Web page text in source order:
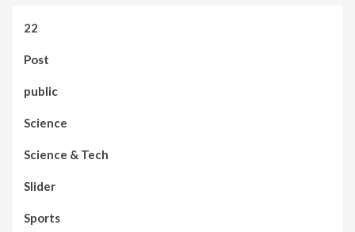
22
Post
public
Science
Science & Tech
Slider
Sports